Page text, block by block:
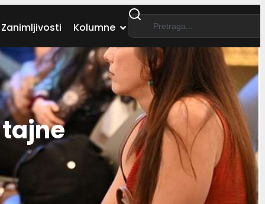
Zanimljivosti Kolumne